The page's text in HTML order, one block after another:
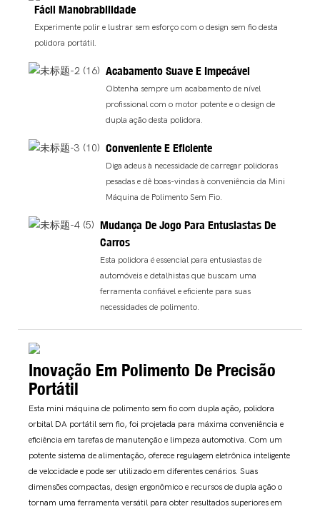
Fácil Manobrabilidade
Experimente polir e lustrar sem esforço com o design sem fio desta
polidora portátil.
Acabamento Suave E Impecável
Obtenha sempre um acabamento de nível
profissional com o motor potente e o design de
dupla ação desta polidora.
Conveniente E Eficiente
Diga adeus à necessidade de carregar polidoras
pesadas e dê boas-vindas à conveniência da Mini
Máquina de Polimento Sem Fio.
Mudança De Jogo Para Entusiastas De
Carros
Esta polidora é essencial para entusiastas de
automóveis e detalhistas que buscam uma
ferramenta confiável e eficiente para suas
necessidades de polimento.
Inovação Em Polimento De Precisão
Portátil
Esta mini máquina de polimento sem fio com dupla ação, polidora
orbital DA portátil sem fio, foi projetada para máxima conveniência e
eficiência em tarefas de manutenção e limpeza automotiva. Com um
potente sistema de alimentação, oferece regulagem eletrônica inteligente
de velocidade e pode ser utilizado em diferentes cenários. Suas
dimensões compactas, design ergonômico e recursos de dupla ação o
tornam uma ferramenta versátil para obter resultados superiores em